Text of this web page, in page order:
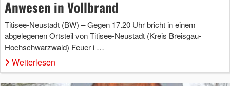
Anwesen in Vollbrand
Titisee-Neustadt (BW) – Gegen 17.20 Uhr bricht in einem
abgelegenen Ortsteil von Titisee-Neustadt (Kreis Breisgau-
Hochschwarzwald) Feuer i …
Weiterlesen